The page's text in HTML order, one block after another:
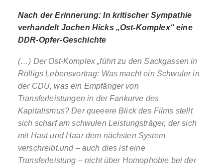
Nach der Erinnerung: In kritischer Sympathie
verhandelt Jochen Hicks „Ost-Komplex“ eine
DDR-Opfer-Geschichte
(…) Der Ost-Komplex „führt zu den Sackgassen in
Rölligs Lebensvortrag: Was macht ein Schwuler in
der CDU, was ein Empfänger von
Transferleistungen in der Fankurve des
Kapitalismus? Der queeere Blick des Films stellt
sich scharf am schwulen Leistungsträger, der sich
mit Haut und Haar dem nächsten System
verschreibt.und – auch dies ist eine
Transferleistung – nicht über Homophobie bei der